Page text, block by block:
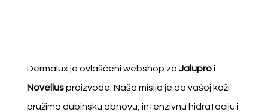
Dermalux je ovlašćeni webshop za Jaluproi
Noveliusproizvode. Naša misija je da vašoj koži
pružimo dubinsku obnovu, intenzivnu hidrataciju i